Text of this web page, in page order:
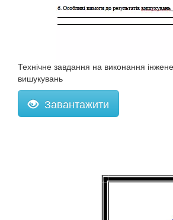
Технічне завдання на виконання
вишукувань
Завантажити